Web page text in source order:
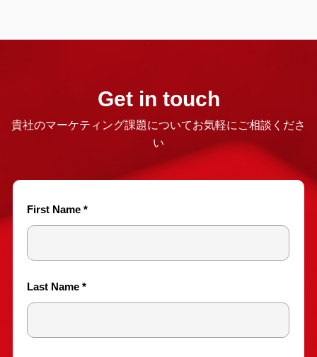
Get in touch
貴社のマーケティング課題についてお気軽にご相談くださ
い